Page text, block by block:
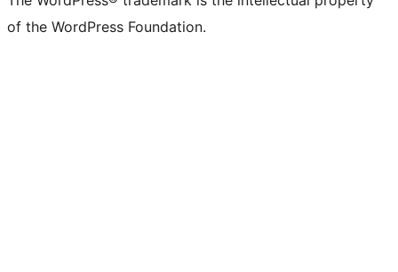
of the WordPress Foundation.